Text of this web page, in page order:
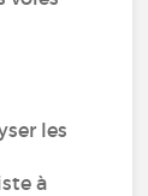
les
à